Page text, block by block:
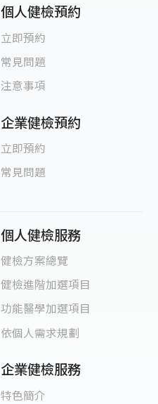
個人健檢預約
立即預約
常見問題
注意事項
企業健檢預約
立即預約
常見問題
個人健檢服務
健檢方案總覽
健檢進階加選項目
功能醫學加選項目
依個人需求規劃
企業健檢服務
特色簡介